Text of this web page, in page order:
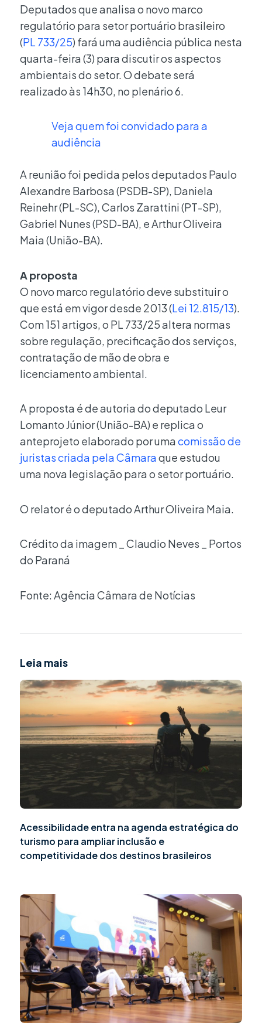
Deputados que analisa o novo marco
regulatório para setor portuário brasileiro
(PL 733/25) fará uma audiência pública nesta
quarta-feira (3) para discutir os aspectos
ambientais do setor. O debate será
realizado às 14h30, no plenário 6.
Veja quem foi convidado para a
audiência
A reunião foi pedida pelos deputados Paulo
Alexandre Barbosa (PSDB-SP), Daniela
Reinehr (PL-SC), Carlos Zarattini (PT-SP),
Gabriel Nunes (PSD-BA), e Arthur Oliveira
Maia (União-BA).
A proposta
O novo marco regulatório deve substituir o
que está em vigor desde 2013 (Lei 12.815/13).
Com 151 artigos, o PL 733/25 altera normas
sobre regulação, precificação dos serviços,
contratação de mão de obra e
licenciamento ambiental.
A proposta é de autoria do deputado Leur
Lomanto Júnior (União-BA) e replica o
anteprojeto elaborado por umacomissão de
juristas criada pela Câmaraque estudou
uma nova legislação para o setor portuário.
O relator é o deputado Arthur Oliveira Maia.
Crédito da imagem _ Claudio Neves _ Portos
do Paraná
Fonte: Agência Câmara de Notícias
Leia mais
Acessibilidade entra na agenda estratégica do
turismo para ampliar inclusão e
competitividade dos destinos brasileiros